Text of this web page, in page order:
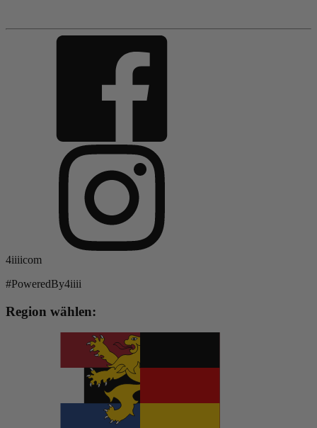
4iiiicom
#PoweredBy4iiii
Region wählen: